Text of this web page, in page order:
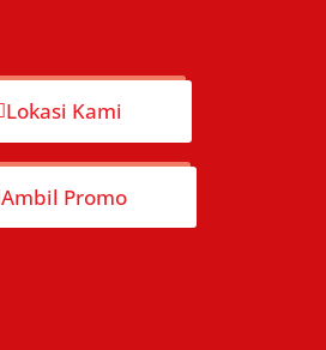
Lokasi Kami
Ambil Promo